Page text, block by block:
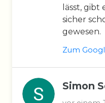
lässt, gibt
sicher
gewesen.
Zum
Simon